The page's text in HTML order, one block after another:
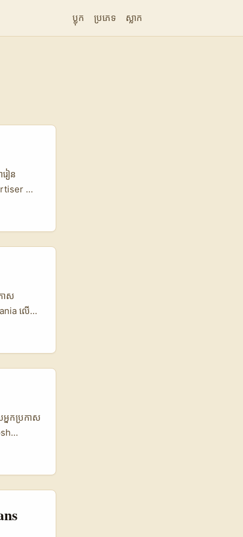
ប្លុក ប្រភេទ ស្លាក
ៀន
នៅ
លហេតុនៃ
ះ
វត្តិការ
ផ្តើមវិញ
អត្ថបទ
៖ New
ាស
លើ
short-
ងក្រង co-
សា,
ម្ពុជា។
ភាពយ៉ាង
search,
នកប្រកាស
ះ
រទៅ
ើការជា
ចិត្ត